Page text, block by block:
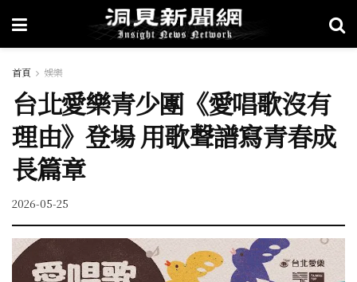
首頁 娛樂
台北愛樂青少團《愛唱歌沒有
理由》登場 用歌聲譜寫青春成
長篇章
2026-05-25